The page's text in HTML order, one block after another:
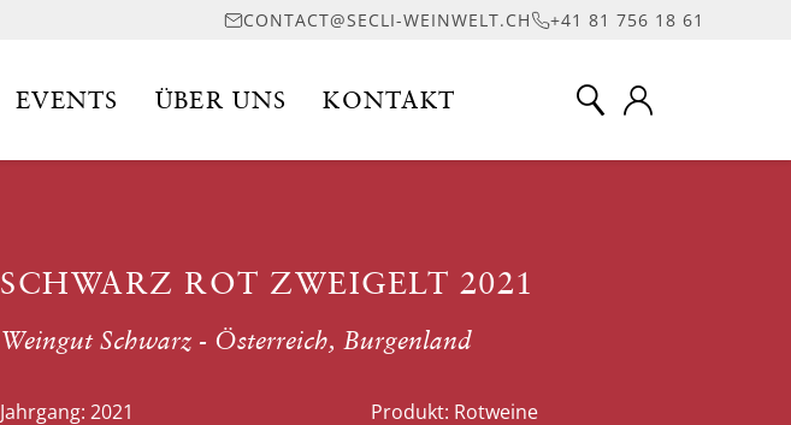
CONTACT@SECLI-WEINWELT.CH +41 81 756 18 61
EVENTS ÜBER UNS KONTAKT
SCHWARZ ROT ZWEIGELT 2021
Weingut Schwarz - Österreich, Burgenland
Jahrgang: 2021
Produkt: Rotweine